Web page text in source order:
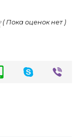
( Пока оценок нет )